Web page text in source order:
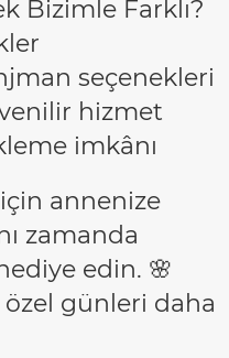
Bizimle Farklı?
seçenekleri
hizmet
imkânı
annenize
zamanda
edin. 🌸
günleri daha